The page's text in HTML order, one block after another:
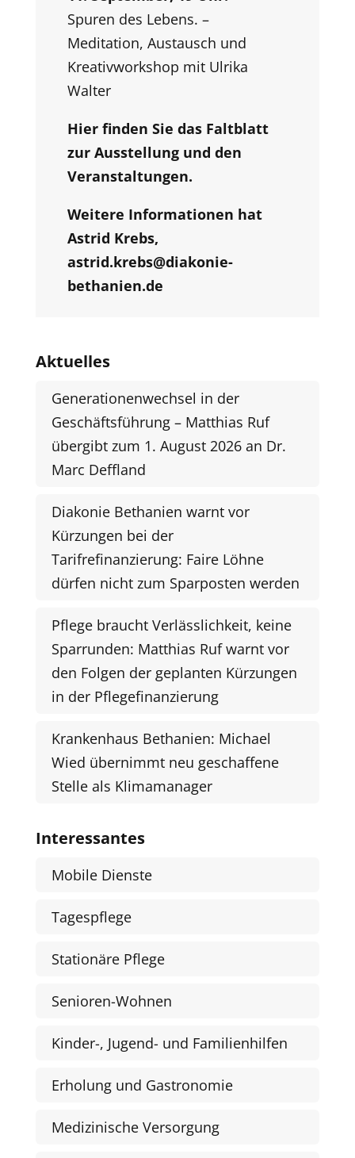
Spuren des Lebens. –
Meditation, Austausch und
Kreativworkshop mit Ulrika
Walter
Hier finden Sie das Faltblatt
zur Ausstellung und den
Veranstaltungen.
Weitere Informationen hat
Astrid Krebs,
astrid.krebs@diakonie-
bethanien.de
Aktuelles
Generationenwechsel in der
Geschäftsführung – Matthias Ruf
übergibt zum 1. August 2026 an Dr.
Marc Deffland
Diakonie Bethanien warnt vor
Kürzungen bei der
Tarifrefinanzierung: Faire Löhne
dürfen nicht zum Sparposten werden
Pflege braucht Verlässlichkeit, keine
Sparrunden: Matthias Ruf warnt vor
den Folgen der geplanten Kürzungen
in der Pflegefinanzierung
Krankenhaus Bethanien: Michael
Wied übernimmt neu geschaffene
Stelle als Klimamanager
Interessantes
Mobile Dienste
Tagespflege
Stationäre Pflege
Senioren-Wohnen
Kinder-, Jugend- und Familienhilfen
Erholung und Gastronomie
Medizinische Versorgung